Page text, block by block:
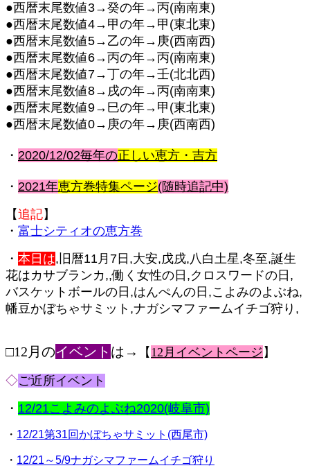
●西暦末尾数値3→癸の年→丙(南南東)
●西暦末尾数値4→甲の年→甲(東北東)
●西暦末尾数値5→乙の年→庚(西南西)
●西暦末尾数値6→丙の年→丙(南南東)
●西暦末尾数値7→丁の年→壬(北北西)
●西暦末尾数値8→戌の年→丙(南南東)
●西暦末尾数値9→巳の年→甲(東北東)
●西暦末尾数値0→庚の年→庚(西南西)
・ 2020/12/02毎年の正しい恵方・吉方
・ 2021年恵方巻特集ページ(随時追記中)
【追記】
・ 富士シティオの恵方巻
・ 本日は,旧暦11月7日,大安,戊戌,八白土星,冬至,誕生
花はカサブランカ,,働く女性の日,クロスワードの日,
バスケットボールの日,はんぺんの日,こよみのよぶね,
幡豆かぼちゃサミット,ナガシマファームイチゴ狩り,
□12月のイベント は→ 【 12月イベントページ 】
◇ご近所イベント
・ 12/21こよみのよぶね2020(岐阜市)
・ 12/21第31回かぼちゃサミット(西尾市)
・ 12/21～5/9ナガシマファームイチゴ狩り